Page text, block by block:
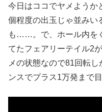
今日はココでヤメようか
個程度の出玉じゃ並みい
も……。で、ホール内を
てたフェアリーテイル2
メの状態なので81回転
ンスでプラス1万発まで